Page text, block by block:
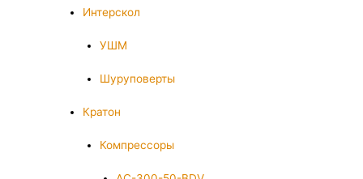
Интерскол
УШМ
Шуруповерты
Кратон
Компрессоры